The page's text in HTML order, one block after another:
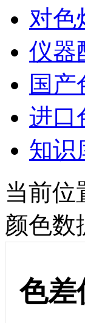
对色
仪器
国产
进口
知识
当前位
颜色数
色差